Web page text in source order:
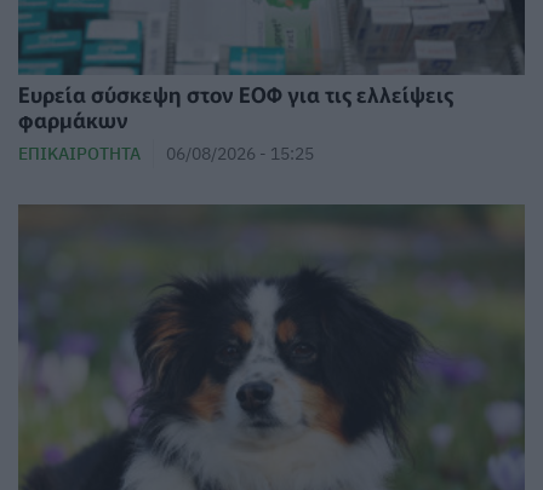
Ευρεία σύσκεψη στον ΕΟΦ για τις ελλείψεις
φαρμάκων
ΕΠΙΚΑΙΡΌΤΗΤΑ 06/08/2026 - 15:25